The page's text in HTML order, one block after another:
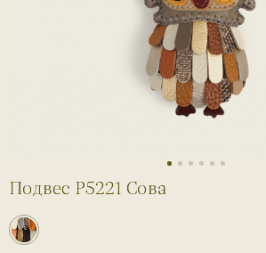
1 2 3 4 5 6
Подвес P5221 Сова